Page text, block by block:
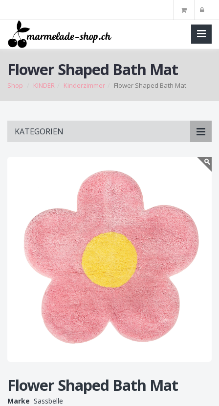
Flower Shaped Bath Mat
Shop KINDER Kinderzimmer Flower Shaped Bath Mat
KATEGORIEN
Flower Shaped Bath Mat
Marke Sassbelle